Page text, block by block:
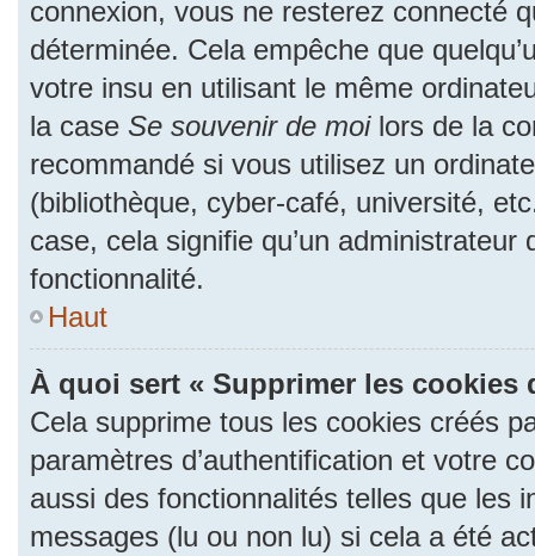
connexion, vous ne resterez connecté
déterminée. Cela empêche que
votre insu en utilisant le même
la case Se souvenir de moilors de la
recommandé si vous utilisez un
(bibliothèque, cyber-café, université,
case, cela signifie qu’un
fonctionnalité.
Haut
À quoi sert « Supprimer les cookies
Cela supprime tous les cookies créés
paramètres d’authentification et votre
aussi des fonctionnalités telles que les
messages (lu ou non lu) si cela a été